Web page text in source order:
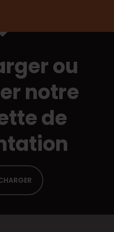
ou
notre
de